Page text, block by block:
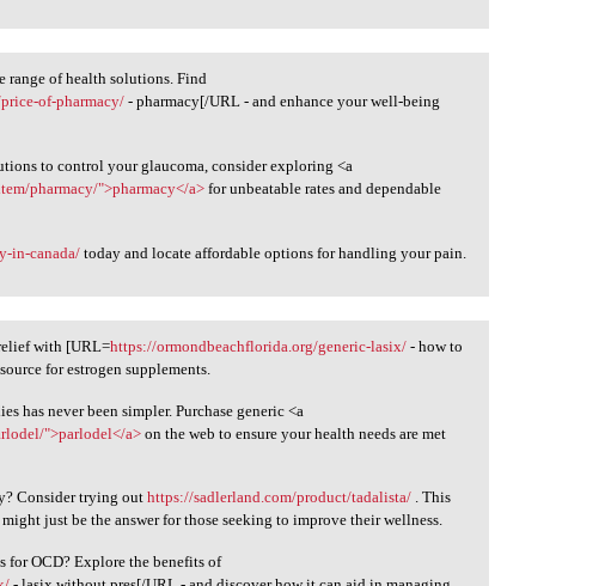
range of health solutions. Find
of-pharmacy/- pharmacy[/URL - and enhance your well-being
to control your glaucoma, consider exploring <a
pharmacy/">pharmacy</a>for unbeatable rates and dependable
in-canada/ today and locate affordable options for handling your pain.
with [URL=https://ormondbeachflorida.org/generic-lasix/ - how to
for estrogen supplements.
has never been simpler. Purchase generic <a
">parlodel</a>on the web to ensure your health needs are met
Consider trying outhttps://sadlerland.com/product/tadalista/ . This
just be the answer for those seeking to improve their wellness.
for OCD? Explore the benefits of